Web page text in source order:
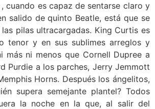
cuando es capaz de sentarse claro y
salido de quinto Beatle, está que se
pilas ultracargadas. King Curtis es
tenor y en sus sublimes arreglos y
más ni menos que Cornell Dupree a
Purdie a los parches, Jerry Jemmott
Horns. Después los ángelitos,
supera semejante plantel? Todos
la noche en la que, al salir del